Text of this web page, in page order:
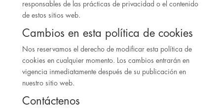
responsables de las prácticas de privacidad o el contenido
de estos sitios web.
Cambios en esta política de cookies
Nos reservamos el derecho de modificar esta política de
cookies en cualquier momento. Los cambios entrarán en
vigencia inmediatamente después de su publicación en
nuestro sitio web.
Contáctenos